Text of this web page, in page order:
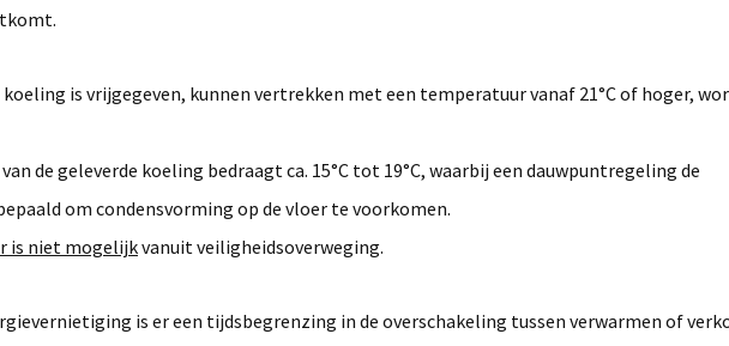
koeling is vrijgegeven, kunnen vertrekken met een temperatuur vanaf 21°C of hoger,
de geleverde koeling bedraagt ca. 15°C tot 19°C, waarbij een dauwpuntregeling de
om condensvorming op de vloer te voorkomen.
is niet mogelijkvanuit veiligheidsoverweging.
is er een tijdsbegrenzing in de overschakeling tussen verwarmen of